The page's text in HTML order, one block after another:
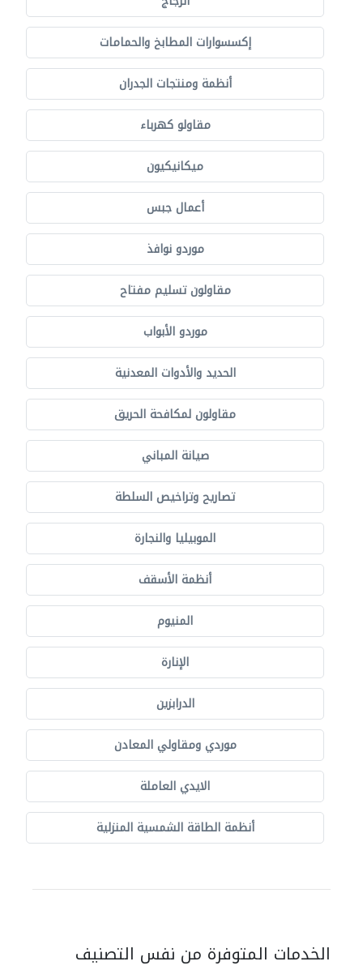
إكسسوارات المطابخ والحمامات
أنظمة ومنتجات الجدران
مقاولو كهرباء
ميكانيكيون
أعمال جبس
موردو نوافذ
مقاولون تسليم مفتاح
موردو الأبواب
الحديد والأدوات المعدنية
مقاولون لمكافحة الحريق
صيانة المباني
تصاريح وتراخيص السلطة
الموبيليا والنجارة
أنظمة الأسقف
المنيوم
الإنارة
الدرابزين
موردي ومقاولي المعادن
الايدي العاملة
أنظمة الطاقة الشمسية المنزلية
الخدمات المتوفرة من نفس التصنيف